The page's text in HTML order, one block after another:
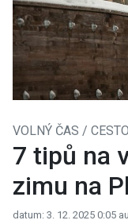
VOLNÝ ČAS /
7 tipů na
zimu na
datum: 3. 12. 2025 0:05